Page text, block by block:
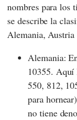
nombres para los
se describe la
Alemania, Austria
Alemania:
10355. Aquí
550, 812,
para
no tiene